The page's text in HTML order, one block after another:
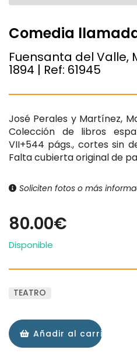
Comedia
Fuensanta del Valle,
1894 | Ref: 61945
José Perales y Martínez,
Colección de libros
VII+544 págs., cortes sin
Falta cubierta original de
Soliciten fotos o más
80.00€
Disponible
TEATRO
Añadir al carrito